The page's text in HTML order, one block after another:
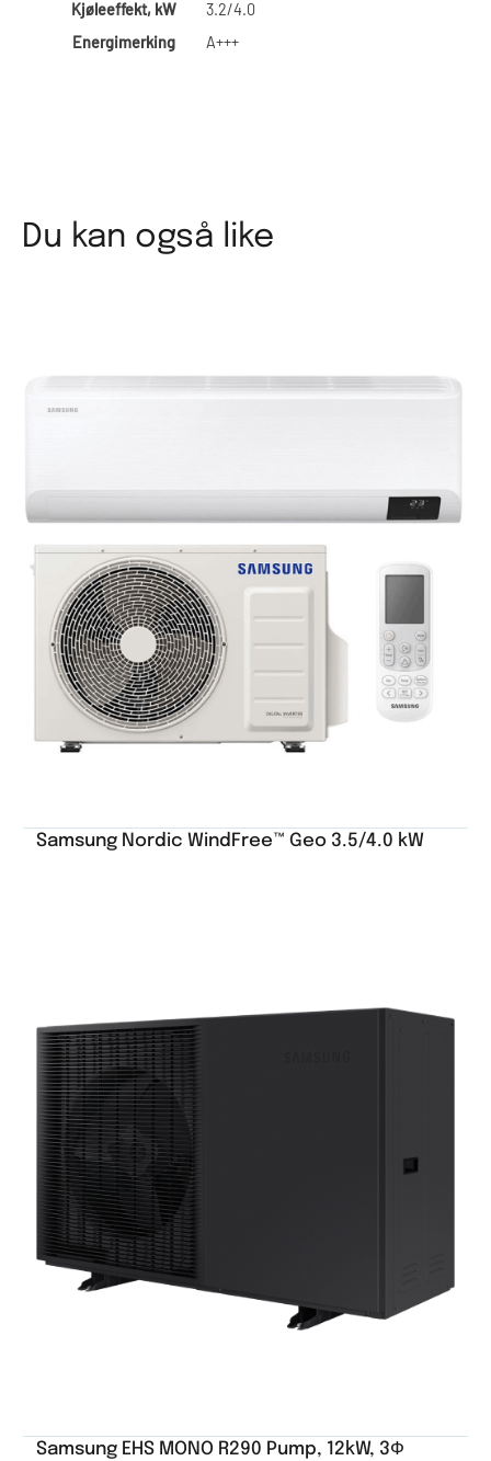
Kjøleeffekt, kW
3.2/4.0
Energimerking
A+++
Du kan også like
Samsung Nordic WindFree™ Geo 3.5/4.0 kW
Samsung EHS MONO R290 Pump, 12kW, 3Ф